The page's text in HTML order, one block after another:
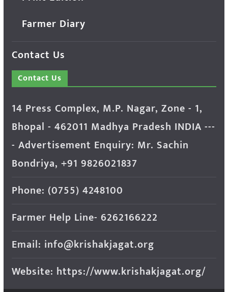
Farmer Diary
Contact Us
Contact Us
14 Press Complex, M.P. Nagar, Zone - 1,
Bhopal - 462011 Madhya Pradesh INDIA ---
- Advertisement Enquiry: Mr. Sachin
Bondriya, +91 9826021837
Phone: (0755) 4248100
Farmer Help Line- 6262166222
Email: info@krishakjagat.org
Website: https://www.krishakjagat.org/